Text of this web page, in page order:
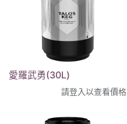
愛羅武勇(30L)
請登入以查看價格